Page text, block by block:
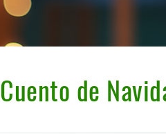
Cuento de